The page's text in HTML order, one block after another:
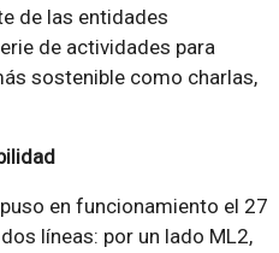
de las entidades
de actividades para
sostenible como charlas,
en funcionamiento el 27
líneas: por un lado ML2,